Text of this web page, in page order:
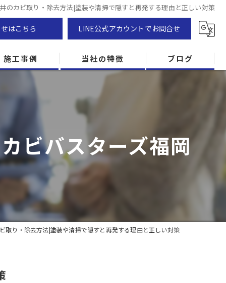
のカビ取り・除去方法|塗装や清掃で隠すと再発する理由と正しい対策
はこちら LINE公式アカウントでお問合せ
施工事例 当社の特徴
防カビ
カビ専門
ZEH住宅
カビ検査
ブログ
ビバスターズ福岡
取り・除去方法|塗装や清掃で隠すと再発する理由と正しい対策